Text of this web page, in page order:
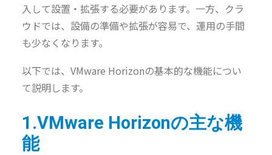
入して設置・拡張する必要があります。一方、クラ
ウドでは、設備の準備や拡張が容易で、運用の手間
も少なくなります。
以下では、VMware Horizonの基本的な機能につい
て説明します。
1.VMware Horizonの主な機
能